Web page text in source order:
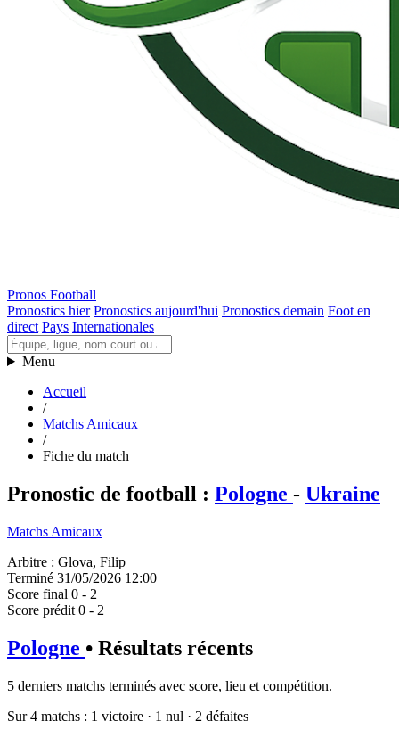
Pronos Football
Pronostics hier Pronostics aujourd'hui Pronostics demain Foot en
direct Pays Internationales
Menu
Accueil
/
Matchs Amicaux
/
Fiche du match
Pronostic de football : Pologne - Ukraine
Matchs Amicaux
Arbitre : Glova, Filip
Terminé 31/05/2026 12:00
Score final 0 - 2
Score prédit 0 - 2
Pologne • Résultats récents
5 derniers matchs terminés avec score, lieu et compétition.
Sur 4 matchs : 1 victoire · 1 nul · 2 défaites